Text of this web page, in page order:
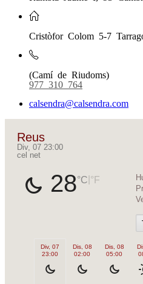
Cristòfor Colom 5-7
(Camí de Riudoms)
977 310 764
calsendra@calsendra.com
Reus
Div, 07 23:00
cel net
28°C °F
Div, 07
23:00
Dis, 08
02:00
Dis, 08
05:00